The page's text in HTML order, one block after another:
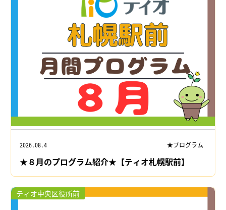
2026.08.4 ★プログラム
★８月のプログラム紹介★【ティオ札幌駅前】
ティオ中央区役所前